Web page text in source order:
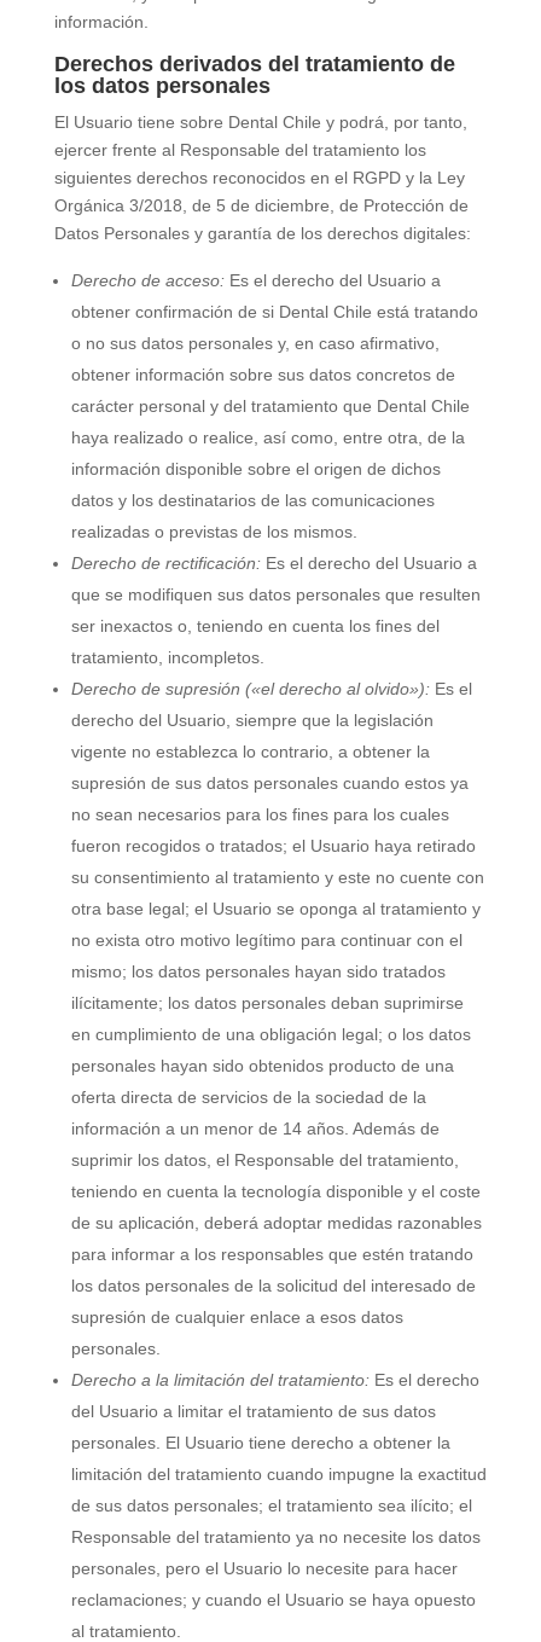
información.
Derechos derivados del tratamiento de
los datos personales
El Usuario tiene sobre Dental Chile y podrá, por tanto,
ejercer frente al Responsable del tratamiento los
siguientes derechos reconocidos en el RGPD y la Ley
Orgánica 3/2018, de 5 de diciembre, de Protección de
Datos Personales y garantía de los derechos digitales:
Derecho de acceso:Es el derecho del Usuario a
obtener confirmación de si Dental Chile está tratando
o no sus datos personales y, en caso afirmativo,
obtener información sobre sus datos concretos de
carácter personal y del tratamiento que Dental Chile
haya realizado o realice, así como, entre otra, de la
información disponible sobre el origen de dichos
datos y los destinatarios de las comunicaciones
realizadas o previstas de los mismos.
Derecho de rectificación:Es el derecho del Usuario a
que se modifiquen sus datos personales que resulten
ser inexactos o, teniendo en cuenta los fines del
tratamiento, incompletos.
Derecho de supresión («el derecho al olvido»):Es el
derecho del Usuario, siempre que la legislación
vigente no establezca lo contrario, a obtener la
supresión de sus datos personales cuando estos ya
no sean necesarios para los fines para los cuales
fueron recogidos o tratados; el Usuario haya retirado
su consentimiento al tratamiento y este no cuente con
otra base legal; el Usuario se oponga al tratamiento y
no exista otro motivo legítimo para continuar con el
mismo; los datos personales hayan sido tratados
ilícitamente; los datos personales deban suprimirse
en cumplimiento de una obligación legal; o los datos
personales hayan sido obtenidos producto de una
oferta directa de servicios de la sociedad de la
información a un menor de 14 años. Además de
suprimir los datos, el Responsable del tratamiento,
teniendo en cuenta la tecnología disponible y el coste
de su aplicación, deberá adoptar medidas razonables
para informar a los responsables que estén tratando
los datos personales de la solicitud del interesado de
supresión de cualquier enlace a esos datos
personales.
Derecho a la limitación del tratamiento:Es el derecho
del Usuario a limitar el tratamiento de sus datos
personales. El Usuario tiene derecho a obtener la
limitación del tratamiento cuando impugne la exactitud
de sus datos personales; el tratamiento sea ilícito; el
Responsable del tratamiento ya no necesite los datos
personales, pero el Usuario lo necesite para hacer
reclamaciones; y cuando el Usuario se haya opuesto
al tratamiento.